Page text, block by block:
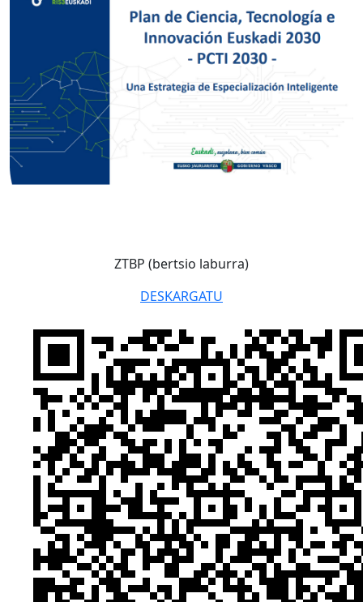
ZTBP (bertsio laburra)
DESKARGATU